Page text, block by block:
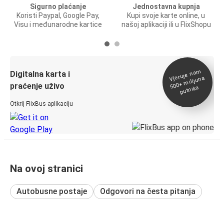
Sigurno plaćanje
Koristi Paypal, Google Pay,
Visu i međunarodne kartice
Jednostavna kupnja
Kupi svoje karte online, u
našoj aplikaciji ili u FlixShopu
Digitalna karta i
praćenje uživo
Otkrij FlixBus aplikaciju
Vjeruje na
m
500+
milijuna
putnika
Na ovoj stranici
Autobusne postaje Odgovori na česta pitanja